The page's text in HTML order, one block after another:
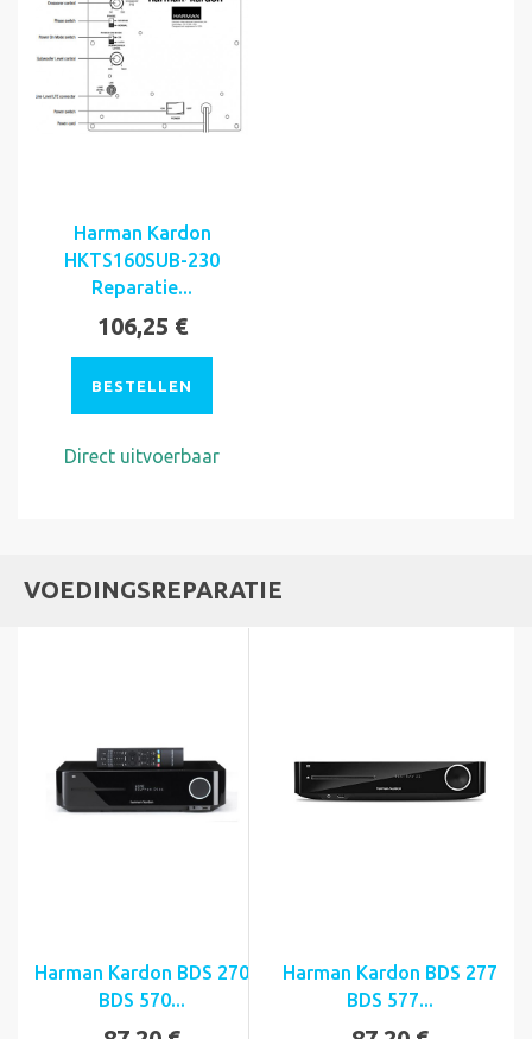
Harman Kardon
HKTS160SUB-230
Reparatie...
106,25 €
BESTELLEN
Direct uitvoerbaar
VOEDINGSREPARATIE
Harman Kardon BDS 270
BDS 570...
Harman Kardon BDS 277
BDS 577...